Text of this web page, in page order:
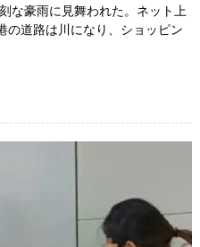
な豪雨に見舞われた。ネット上
の道路は川になり、ショッピン